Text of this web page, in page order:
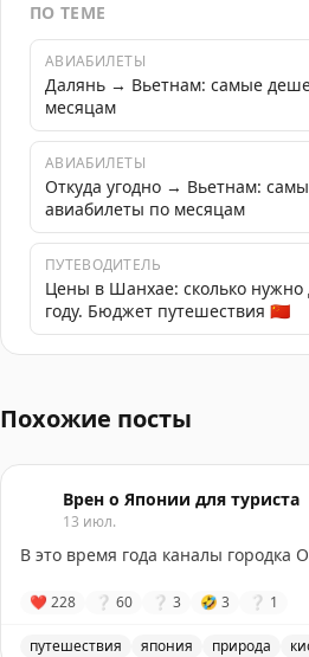
ПО ТЕМЕ
АВИАБИЛЕТЫ
Далянь → Вьетнам: самые
месяцам
АВИАБИЛЕТЫ
Откуда угодно → Вьетнам:
авиабилеты по месяцам
ПУТЕВОДИТЕЛЬ
Цены в Шанхае: сколько нужно
году. Бюджет путешествия 🇨🇳
Похожие посты
Врен о Японии для туриста
13 июл.
В это время года каналы городка
❤ 228 ❔ 60 ❔ 3 🤣 3 ❔ 1
путешествия япония природа